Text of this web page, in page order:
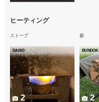
ヒーティング
ストーブ
DAISO
2
薪
BUNDOK
2